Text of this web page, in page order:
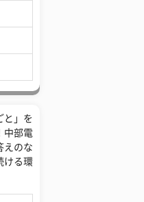
と」を
中部電
えのな
ける環